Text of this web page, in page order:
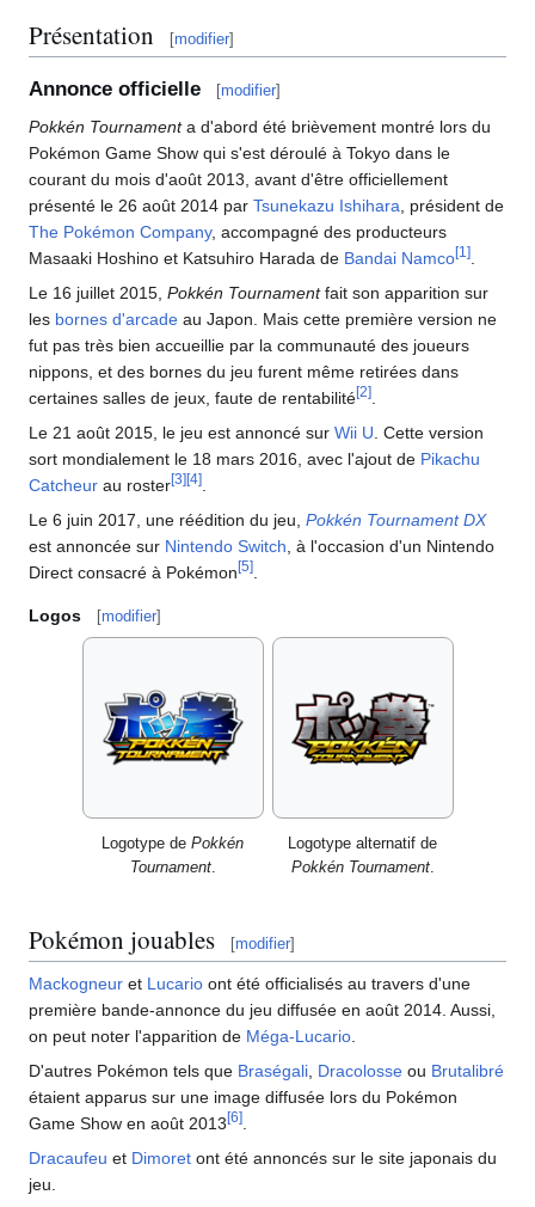
Présentation [modifier]
Annonce officielle [modifier]
Pokkén Tournamenta d'abord été brièvement montré lors du
Pokémon Game Show qui s'est déroulé à Tokyo dans le
courant du mois d'août 2013, avant d'être officiellement
présenté le 26 août 2014 par Tsunekazu Ishihara , président de
The Pokémon Company, accompagné des producteurs
Masaaki Hoshino et Katsuhiro Harada de Bandai Namco[1 ]
Le 16 juillet 2015, Pokkén Tournamentfait son apparition sur
les bornes d'arcade au Japon. Mais cette première version ne
fut pas très bien accueillie par la communauté des joueurs
nippons, et des bornes du jeu furent même retirées dans
certaines salles de jeux, faute de rentabilité[2]
Le 21 août 2015, le jeu est annoncé sur Wii U . Cette version
sort mondialement le 18 mars 2016, avec l'ajout de Pikachu
Catcheur au roster[3][4]
Le 6 juin 2017, une réédition du jeu, Pokkén Tournament DX
est annoncée sur Nintendo Switch , à l'occasion d'un Nintendo
Direct consacré à Pokémon[5]
Logos [modifier]
Logotype de Pokkén
Tournament.
Logotype alternatif de
Pokkén Tournament.
Pokémon jouables [modifier]
Mackogneur et Lucario ont été officialisés au travers d'une
première bande-annonce du jeu diffusée en août 2014. Aussi,
on peut noter l'apparition de Méga-Lucario
D'autres Pokémon tels que Braségali Dracolosse ou Brutalibré
étaient apparus sur une image diffusée lors du Pokémon
Game Show en août 2013 [6]
Dracaufeu et Dimoret ont été annoncés sur le site japonais du
jeu.